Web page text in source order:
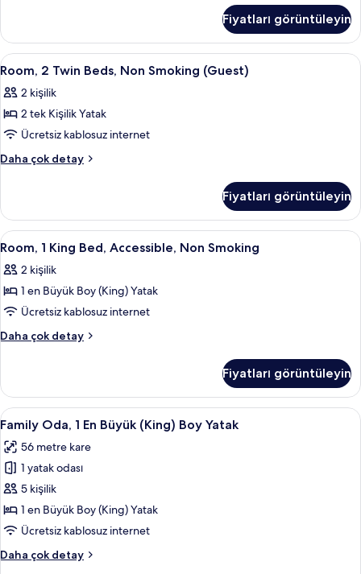
fotoğrafları
görün
Non
Smoking
hakkında
fazla
detay
Fiyatları görüntüleyin
Room,
2
Twin
Beds,
Non
Smoking
tüm
fotoğrafları
görün
Odada kasa, dizüstü bilgisayar
3
Room, 2 Twin Beds, Non Smoking (Guest)
2 kişilik
2 tek Kişilik Yatak
Ücretsiz kablosuz internet
Daha çok detay
Room,
Non
Smoking
(Guest)
daha
fazla
Fiyatları görüntüleyin
Room,
1
King
Bed,
Accessible,
Non
tüm
fotoğrafları
görün
Odada kasa, dizüstü bilgisayar
9
Room, 1 King Bed, Accessible, Non Smoking
2 kişilik
1 en Büyük Boy (King) Yatak
Ücretsiz kablosuz internet
Daha çok detay
Room,
Accessible,
Non
Smoking
hakkında
daha
fazla
Fiyatları görüntüleyin
Family
Oda,
1
En
Büyük
(King)
Boy
için
Odada kasa, dizüstü bilgisayar
6
Family Oda, 1 En Büyük (King) Boy Yatak
56 metre kare
1 yatak odası
5 kişilik
1 en Büyük Boy (King) Yatak
Ücretsiz kablosuz internet
Daha çok detay
Family